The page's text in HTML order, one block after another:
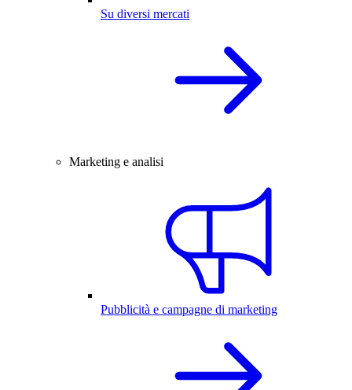
Su diversi mercati
Marketing e analisi
Pubblicità e campagne di marketing